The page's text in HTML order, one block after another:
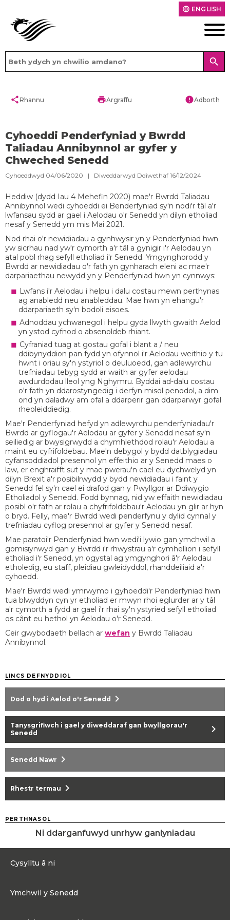
language ENGLISH
search
shareRhannu printArgraffu errorAdborth
Cyhoeddi Penderfyniad y Bwrdd
Taliadau Annibynnol ar gyfer y
Chweched Senedd
Cyhoeddwyd 04/06/2020 | Diweddarwyd Ddiwethaf 16/12/2024
​Heddiw (dydd Iau 4 Mehefin 2020) mae'r Bwrdd Taliadau
Annibynnol wedi cyhoeddi ei Benderfyniad sy'n nodi'r tâl a'r
lwfansau sydd ar gael i Aelodau o'r Senedd yn dilyn etholiad
nesaf y Senedd ym mis Mai 2021.
Nod rhai o'r newidiadau a gynhwysir yn y Penderfyniad hwn
yw sicrhau nad yw'r cymorth a'r tâl a gynigir i'r Aelodau yn
atal pobl rhag sefyll etholiad i'r Senedd. Ymgynghorodd y
Bwrdd ar newidiadau o'r fath yn gynharach eleni ac mae'r
darpariaethau newydd yn y Penderfyniad hwn yn cynnwys:
Lwfans i'r Aelodau i helpu i dalu costau mewn perthynas
ag anabledd neu anableddau. Mae hwn yn ehangu'r
ddarpariaeth sy'n bodoli eisoes.
Adnoddau ychwanegol i helpu gyda llwyth gwaith Aelod
yn ystod cyfnod o absenoldeb rhiant.
Cyfraniad tuag at gostau gofal i blant a / neu
ddibynyddion pan fydd yn ofynnol i'r Aelodau weithio y tu
hwnt i oriau sy'n ystyriol o deuluoedd, gan adlewyrchu
trefniadau tebyg sydd ar waith ar gyfer aelodau
awdurdodau lleol yng Nghymru. Byddai ad-dalu costau
o'r fath yn ddarostyngedig i derfyn misol penodol, a dim
ond yn daladwy am ofal a ddarperir gan ddarparwyr gofal
rheoleiddiedig.
Mae'r Penderfyniad hefyd yn adlewyrchu penderfyniadau'r
Bwrdd ar gyflogau'r Aelodau ar gyfer y Senedd nesaf sy'n
seiliedig ar bwysigrwydd a chymhlethdod rolau'r Aelodau a
maint eu cyfrifoldebau. Mae'n debygol y bydd datblygiadau
cyfansoddiadol presennol yn effeithio ar y Senedd maes o
law, er enghraifft sut y mae pwerau'n cael eu dychwelyd yn
dilyn Brexit a'r posibilrwydd y bydd newidiadau i faint y
Senedd fel sy'n cael ei drafod gan y Pwyllgor ar Ddiwygio
Etholiadol y Senedd. Fodd bynnag, nid yw effaith newidiadau
posibl o'r fath ar rolau a chyfrifoldebau'r Aelodau yn glir ar hyn
o bryd. Felly, mae'r Bwrdd wedi penderfynu y dylid cynnal y
trefniadau cyflog presennol ar gyfer y Senedd nesaf.
Mae paratoi'r Penderfyniad hwn wedi'i lywio gan ymchwil a
gomisiynwyd gan y Bwrdd i'r rhwystrau a'r cymhellion i sefyll
etholiad i'r Senedd, yn ogystal ag ymgynghori â'r Aelodau
etholedig, eu staff, pleidiau gwleidyddol, rhanddeiliaid a'r
cyhoedd.
Mae'r Bwrdd wedi ymrwymo i gyhoeddi'r Penderfyniad hwn
tua blwyddyn cyn yr etholiad er mwyn rhoi eglurder ar y tâl
a'r cymorth a fydd ar gael i'r rhai sy'n ystyried sefyll etholiad
os cânt eu hethol yn Aelodau o'r Senedd.
Ceir gwybodaeth bellach ar wefan y Bwrdd Taliadau
Annibynnol.
LINCS DEFNYDDIOL
Dod o hyd i Aelod o'r Senedd chevron_right
Tanysgrifiwch i gael y diweddaraf gan bwyllgorau'r
Senedd
chevron_right
Senedd Nawr chevron_right
Rhestr termau chevron_right
PERTHNASOL
Ni ddarganfuwyd unrhyw ganlyniadau
Cysylltu â ni
Cysylltu â Senedd Cymru
Ymchwil y Senedd